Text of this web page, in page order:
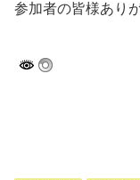
参加者の皆様あり